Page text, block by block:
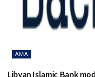
AMA
Libyan Islamic Bank